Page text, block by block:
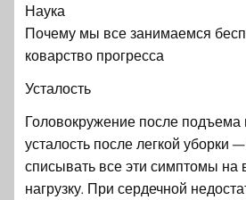
Наука
Почему мы все занимаемся
коварство прогресса
Усталость
Головокружение после подъема
усталость после легкой уборки
списывать все эти симптомы на
нагрузку. При сердечной